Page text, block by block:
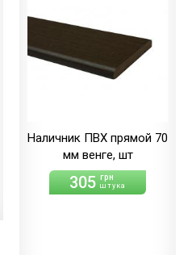
Наличник ПВХ прямой 70
мм венге, шт
305 грн
штука